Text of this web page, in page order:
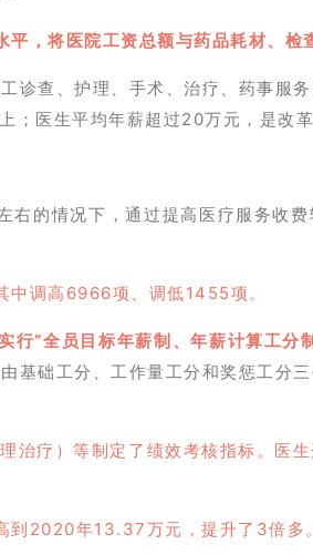
，将医院工资总额与药品耗材、检
诊查、护理、手术、治疗、药事服
医生平均年薪超过20万元，是改革
的情况下，通过提高医疗服务收
调高6966项、调低1455项。
行“全员目标年薪制、年薪计算工分
基础工分、工作量工分和奖惩工分
治疗）等制定了绩效考核指标。医
到2020年13.37万元，提升了3倍多。